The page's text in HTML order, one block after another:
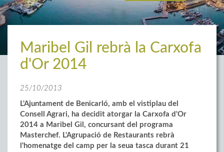
Maribel Gil rebrà la Carxofa
d'Or 2014
25/10/2013
L'Ajuntament de Benicarló, amb el vistiplau del
Consell Agrari, ha decidit atorgar la Carxofa d'Or
2014 a Maribel Gil, concursant del programa
Masterchef. L'Agrupació de Restaurants rebrà
l'homenatge del camp per la seua tasca durant 21